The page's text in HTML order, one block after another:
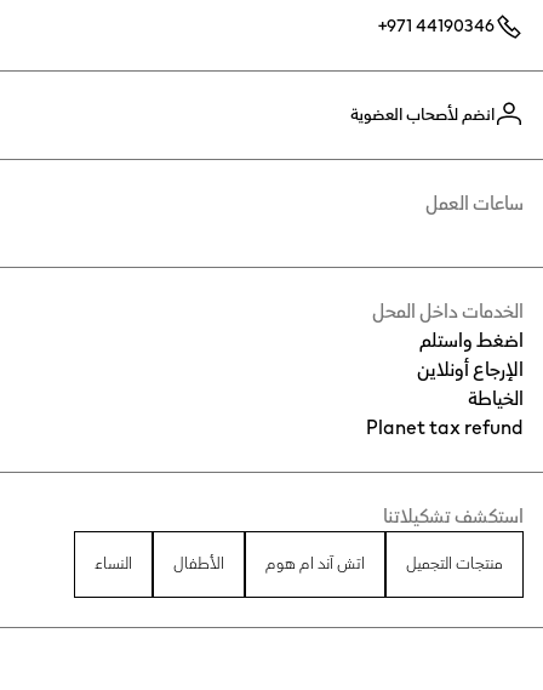
+971 44190346
انضم لأصحاب العضوية
الخدمات داخل المحل
اضغط واستلم
الإرجاع أونلاين
الخياطة
Planet tax refund
ساعات العمل
استكشف تشكيلاتنا
منتجات التجميل اتش آند ام هوم الأطفال النساء